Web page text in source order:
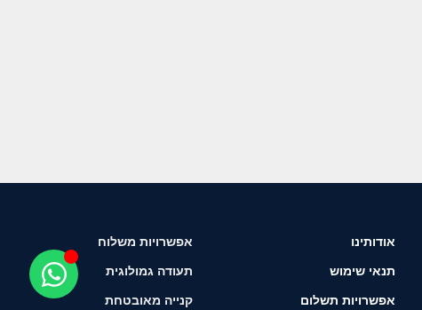
אודותינו
תנאי שימוש
אפשרויות תשלום
אפשרויות משלוח
תעודה גמולוגית
קנייה מאובטחת